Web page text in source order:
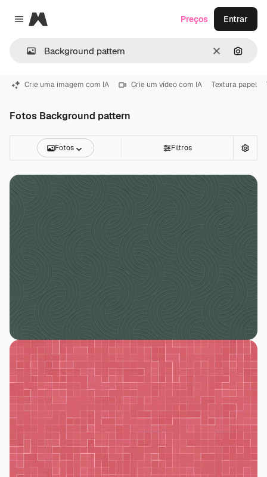
Close menu
Magnific
Limpar
Preços Entrar
Crie uma imagem com IA Crie um vídeo com IA Textura papel
Fotos Background pattern
Fotos Filtros